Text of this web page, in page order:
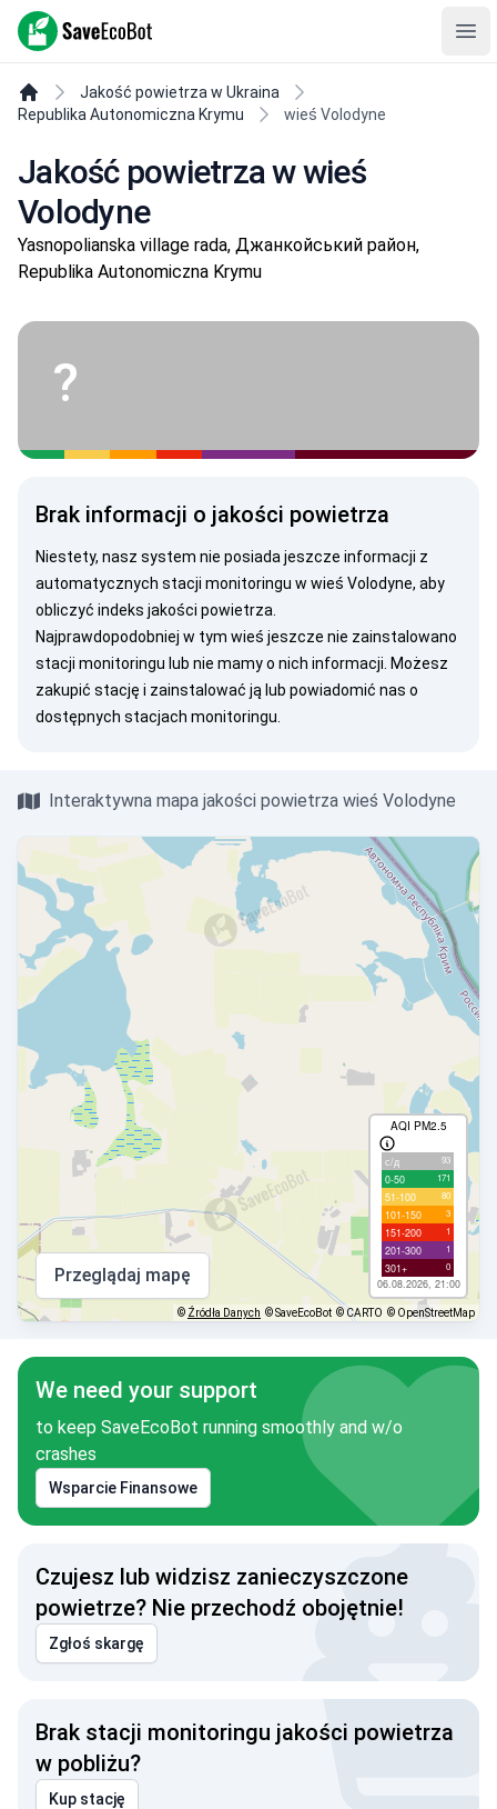
SaveEcoBot
Jakość powietrza w Ukraina
Republika Autonomiczna Krymu
wieś Volodyne
Jakość powietrza w wieś
Volodyne
Yasnopolianska village rada, Джанкойський район,
Republika Autonomiczna Krymu
?
Brak informacji o jakości powietrza
Niestety, nasz system nie posiada jeszcze informacji z
automatycznych stacji monitoringu w wieś Volodyne, aby
obliczyć indeks jakości powietrza.
Najprawdopodobniej w tym wieś jeszcze nie zainstalowano
stacji monitoringu lub nie mamy o nich informacji. Możesz
zakupić stację i zainstalować ją lub powiadomić nas o
dostępnych stacjach monitoringu.
Interaktywna mapa jakości powietrza wieś Volodyne
AQI PM2.5
с/д 93
0-50 171
51-100 80
101-150 3
151-200 1
201-300 1
301+ 0
06.08.2026, 21:00
Przeglądaj mapę
© Źródła Danych © SaveEcoBot © CARTO © OpenStreetMap
We need your support
to keep SaveEcoBot running smoothly and w/o
crashes
Wsparcie Finansowe
Czujesz lub widzisz zanieczyszczone
powietrze? Nie przechodź obojętnie!
Zgłoś skargę
Brak stacji monitoringu jakości powietrza
w pobliżu?
Kup stację